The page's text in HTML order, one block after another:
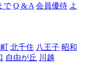
ャ
浜
で Q & A 会員優待 よ
北千住 八王子 昭和
自由が丘 川越